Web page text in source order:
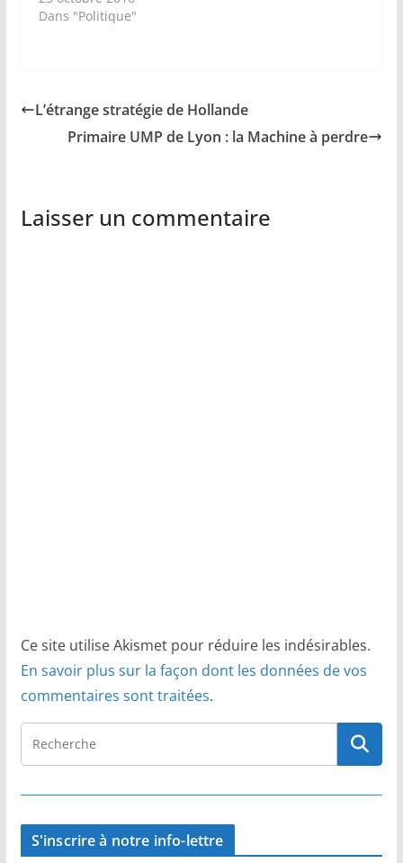
Dans "Politique"
L’étrange stratégie de Hollande
Primaire UMP de Lyon : la Machine à perdre
Laisser un commentaire
Ce site utilise Akismet pour réduire les indésirables.
En savoir plus sur la façon dont les données de vos
commentaires sont traitées.
S'inscrire à notre info-lettre